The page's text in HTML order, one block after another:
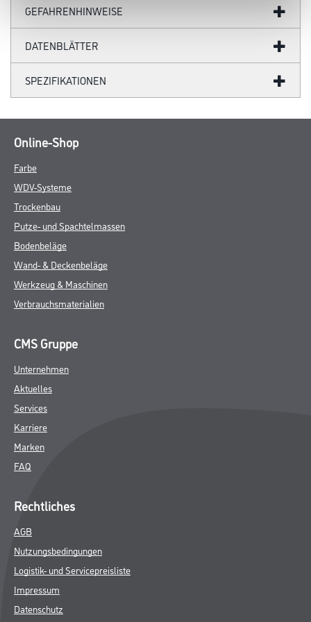
GEFAHRENHINWEISE
DATENBLÄTTER
SPEZIFIKATIONEN
Online-Shop
Farbe
WDV-Systeme
Trockenbau
Putze- und Spachtelmassen
Bodenbeläge
Wand- & Deckenbeläge
Werkzeug & Maschinen
Verbrauchsmaterialien
CMS Gruppe
Unternehmen
Aktuelles
Services
Karriere
Marken
FAQ
Rechtliches
AGB
Nutzungsbedingungen
Logistik- und Servicepreisliste
Impressum
Datenschutz